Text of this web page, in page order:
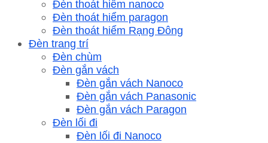
Đèn thoát hiểm nanoco
Đèn thoát hiểm paragon
Đèn thoát hiểm Rạng Đông
Đèn trang trí
Đèn chùm
Đèn gắn vách
Đèn gắn vách Nanoco
Đèn gắn vách Panasonic
Đèn gắn vách Paragon
Đèn lối đi
Đèn lối đi Nanoco